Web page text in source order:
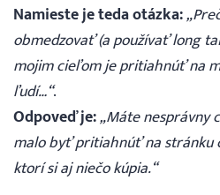
Namieste je teda otázka:
obmedzovať (a používať long
mojim cieľom je pritiahnúť na
ľudí…“.
Odpoveď je:„Máte nesprávny
malo byť pritiahnúť na stránku
ktorí si aj niečo kúpia.“